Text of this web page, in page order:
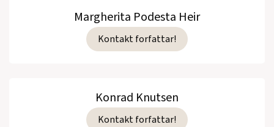
Margherita Podesta Heir
Kontakt forfattar!
Konrad Knutsen
Kontakt forfattar!